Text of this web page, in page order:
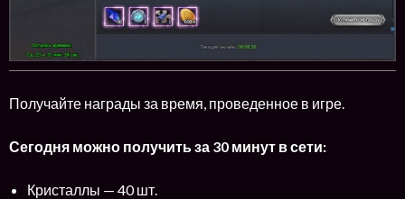
Получайте награды за время, проведенное в игре.
Сегодня можно получить за 30 минут в сети:
Кристаллы — 40 шт.